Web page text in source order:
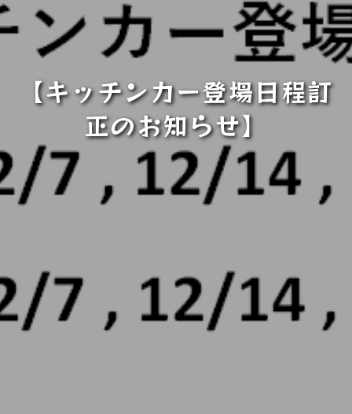
【キッチンカー登場日程訂
正のお知らせ】